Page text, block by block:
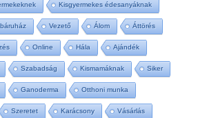
Kisgyermekes édesanyáknak
Vezető Álom Áttörés
Online Hála Ajándék
Szabadság Kismamáknak Siker
Ganoderma Otthoni munka
Szeretet Karácsony Vásárlás